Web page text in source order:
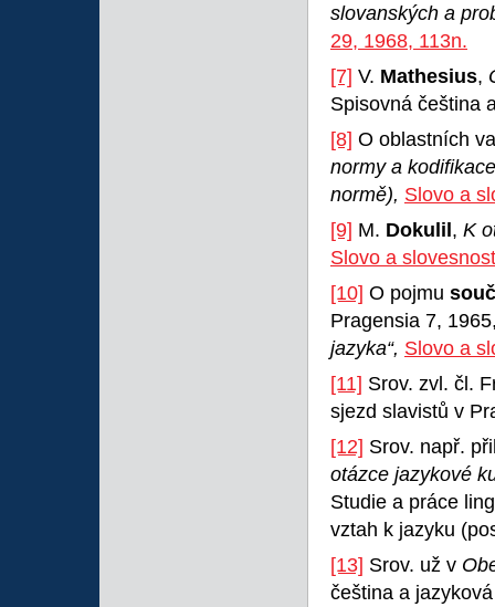
slovanských a
29, 1968, 113n.
[7] V. Mathesius,
Spisovná čeština
[8] O oblastních
normy a
normě), Slovo a
[9] M. Dokulil, K
Slovo a
[10] O pojmu
Pragensia 7,
jazyka“, Slovo a
[11] Srov. zvl. čl.
sjezd slavistů v
[12] Srov. např.
otázce jazykové
Studie a práce
vztah k jazyku
[13] Srov. už v
čeština a